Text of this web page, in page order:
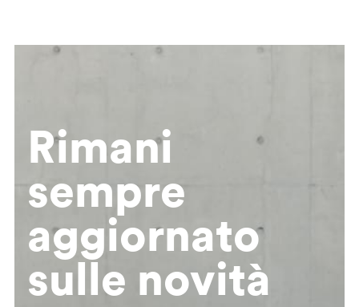
Rimani
sempre
aggiornato
sulle novità